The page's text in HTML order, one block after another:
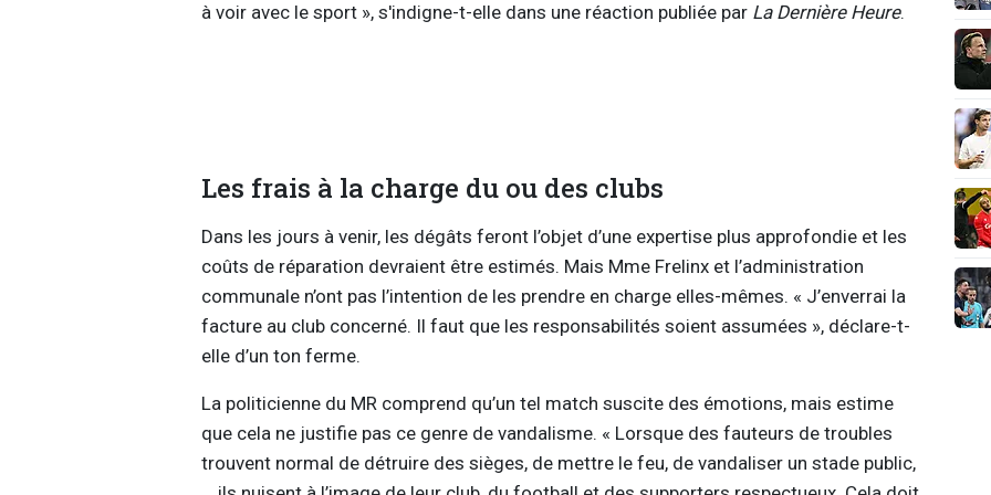
à voir avec le sport », s'indigne-t-elle dans une réaction publiée par La Dernière Heure.
Les frais à la charge du ou des clubs
Dans les jours à venir, les dégâts feront l’objet d’une expertise plus approfondie et les
coûts de réparation devraient être estimés. Mais Mme Frelinx et l’administration
communale n’ont pas l’intention de les prendre en charge elles-mêmes. « J’enverrai la
facture au club concerné. Il faut que les responsabilités soient assumées », déclare-t-
elle d’un ton ferme.
La politicienne du MR comprend qu’un tel match suscite des émotions, mais estime
que cela ne justifie pas ce genre de vandalisme. « Lorsque des fauteurs de troubles
trouvent normal de détruire des sièges, de mettre le feu, de vandaliser un stade public,